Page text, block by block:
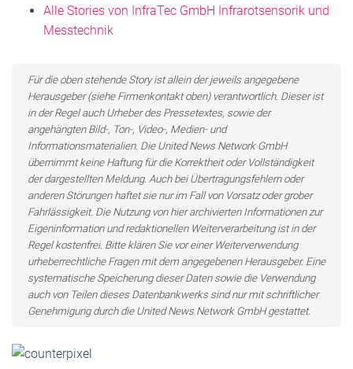
Alle Stories von InfraTec GmbH Infrarotsensorik und
Messtechnik
Für die oben stehende Story ist allein der jeweils angegebene
Herausgeber (siehe Firmenkontakt oben) verantwortlich. Dieser ist
in der Regel auch Urheber des Pressetextes, sowie der
angehängten Bild-, Ton-, Video-, Medien- und
Informationsmaterialien. Die United News Network GmbH
übernimmt keine Haftung für die Korrektheit oder Vollständigkeit
der dargestellten Meldung. Auch bei Übertragungsfehlern oder
anderen Störungen haftet sie nur im Fall von Vorsatz oder grober
Fahrlässigkeit. Die Nutzung von hier archivierten Informationen zur
Eigeninformation und redaktionellen Weiterverarbeitung ist in der
Regel kostenfrei. Bitte klären Sie vor einer Weiterverwendung
urheberrechtliche Fragen mit dem angegebenen Herausgeber. Eine
systematische Speicherung dieser Daten sowie die Verwendung
auch von Teilen dieses Datenbankwerks sind nur mit schriftlicher
Genehmigung durch die United News Network GmbH gestattet.